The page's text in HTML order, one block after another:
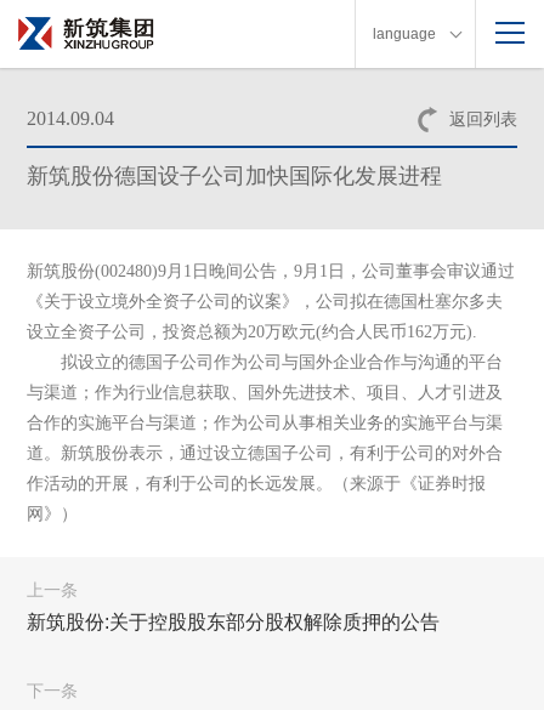
language
返回列表
2014.09.04
新筑股份德国设子公司加快国际化发展进程
新筑股份(002480)9月1日晚间公告，9月1日，公司董事会审议通过
《关于设立境外全资子公司的议案》，公司拟在德国杜塞尔多夫
设立全资子公司，投资总额为20万欧元(约合人民币162万元).
拟设立的德国子公司作为公司与国外企业合作与沟通的平台
与渠道；作为行业信息获取、国外先进技术、项目、人才引进及
合作的实施平台与渠道；作为公司从事相关业务的实施平台与渠
道。新筑股份表示，通过设立德国子公司，有利于公司的对外合
作活动的开展，有利于公司的长远发展。（来源于《证券时报
网》）
上一条
新筑股份:关于控股股东部分股权解除质押的公告
下一条